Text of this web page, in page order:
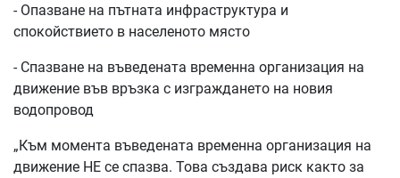
- Опазване на пътната инфраструктура и
спокойствието в населеното място
- Спазване на въведената временна организация на
движение във връзка с изграждането на новия
водопровод
„Към момента въведената временна организация на
движение НЕ се спазва. Това създава риск както за